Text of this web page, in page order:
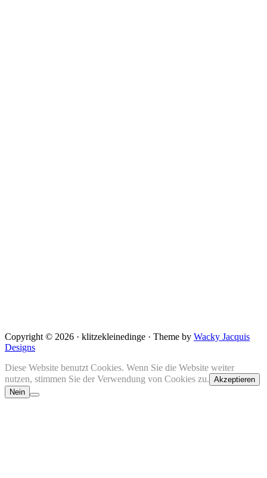
Copyright © 2026 · klitzekleinedinge · Theme by Wacky Jacquis
Designs
Diese Website benutzt Cookies. Wenn Sie die Website weiter
nutzen, stimmen Sie der Verwendung von Cookies zu. Akzeptieren
Nein